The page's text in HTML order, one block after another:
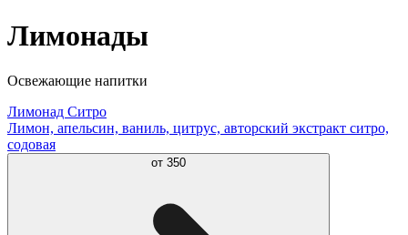
Лимонады
Освежающие напитки
Лимонад Ситро
Лимон, апельсин, ваниль, цитрус, авторский экстракт ситро,
содовая
от 350